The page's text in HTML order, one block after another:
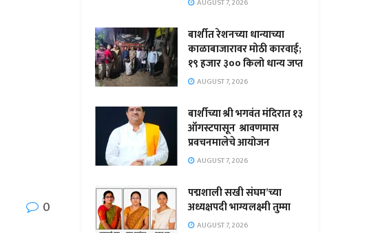
0
AUGUST 7, 2026
बार्शीत रेशनच्या धान्याच्या
काळाबाजारावर मोठी कारवाई;
१९ हजार ३०० किलो धान्य जप्त
AUGUST 7, 2026
बार्शीच्या श्री भगवंत मंदिरात १३
ऑगस्टपासून श्रावणमास
प्रवचनमालेचे आयोजन
AUGUST 7, 2026
पद्मशाली सखी संघम’च्या
अध्यक्षपदी भाग्यलक्ष्मी तुम्मा
AUGUST 7, 2026